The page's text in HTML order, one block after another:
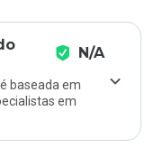
N/A
baseada em
em